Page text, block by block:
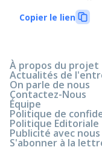
Copier le lien
À propos du projet
Actualités de
On parle de nous
Contactez-Nous
Équipe
Politique de
Politique Editoriale
Publicité avec nous
S'abonner à la